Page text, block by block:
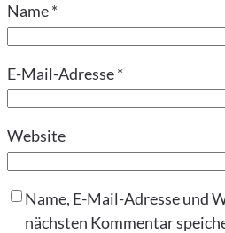
Name*
E-Mail-Adresse*
Website
Name, E-Mail-Adresse und
nächsten Kommentar